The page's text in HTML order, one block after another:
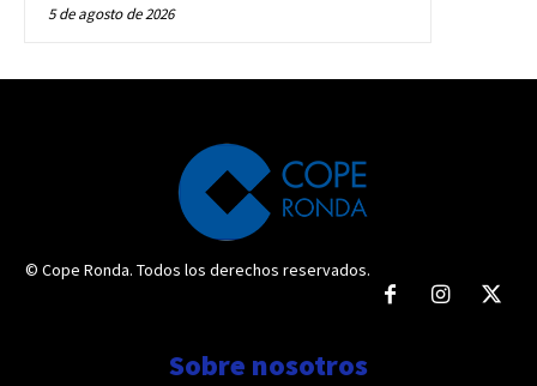
5 de agosto de 2026
© Cope Ronda. Todos los derechos reservados.
Sobre nosotros